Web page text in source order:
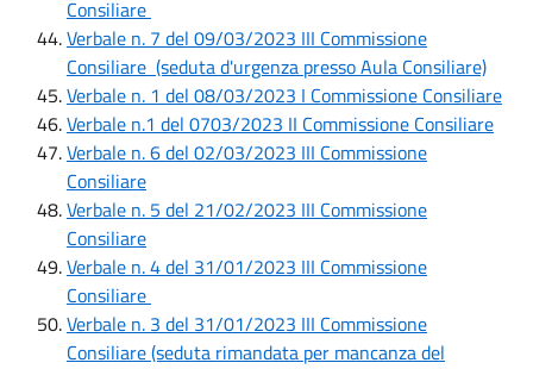
Consiliare
Verbale n. 7 del 09/03/2023 III Commissione
Consiliare (seduta d'urgenza presso Aula Consiliare)
Verbale n. 1 del 08/03/2023 I Commissione Consiliare
Verbale n.1 del 0703/2023 II Commissione Consiliare
Verbale n. 6 del 02/03/2023 III Commissione
Consiliare
Verbale n. 5 del 21/02/2023 III Commissione
Consiliare
Verbale n. 4 del 31/01/2023 III Commissione
Consiliare
Verbale n. 3 del 31/01/2023 III Commissione
Consiliare (seduta rimandata per mancanza del